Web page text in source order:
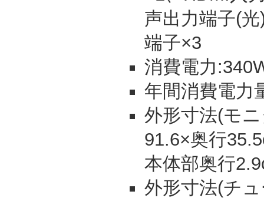
声出力端子(
端子×3
消費電力
年間消費電力
外形寸法(モ
91.6×奥行
本体部奥行
外形寸法(チ